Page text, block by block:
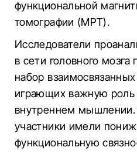
функциональной
томографии (МРТ).
Исследователи
в сети головного
набор
играющих важную роль
внутреннем
участники имели
функциональную